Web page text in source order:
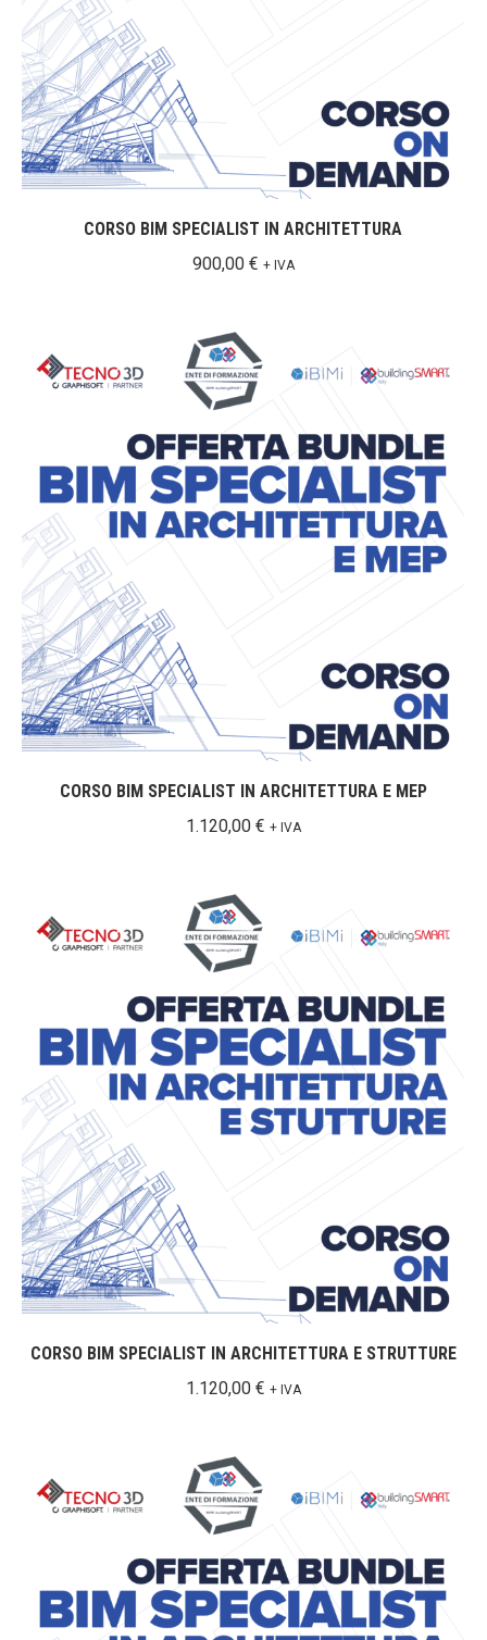
CORSO BIM SPECIALIST IN ARCHITETTURA
900,00 € + IVA
CORSO BIM SPECIALIST IN ARCHITETTURA E MEP
1.120,00 € + IVA
CORSO BIM SPECIALIST IN ARCHITETTURA E STRUTTURE
1.120,00 € + IVA